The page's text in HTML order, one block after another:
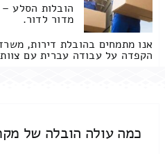
הובלות הסלע
מדור לדור.
אנו מתמחים בהובלת דירות,
הקפדה על עבודה עברית עם
כמה עולה הובלה של